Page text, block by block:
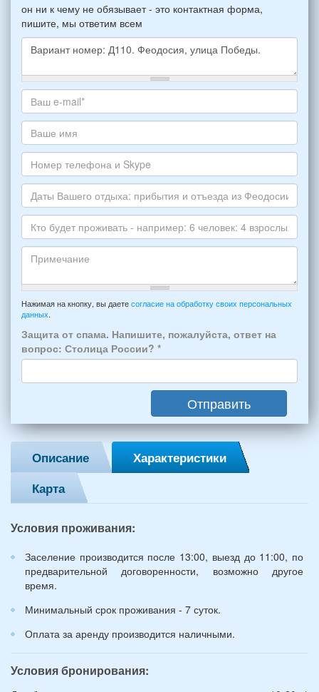
он ни к чему не обязывает - это контактная форма,
пишите, мы ответим всем
Какое
жилье
хотите
снять,
укажите
пожалуйста
НОМЕР
варианта:
*
Ваш
адрес
электронной
почты
*
Ваше
имя
Номер
телефона
и
Skype
Даты
Вашего
отдыха:
прибытия
отъезда
из
Феодосии:
*
Кто
будет
-
например:
6
человек:
4
взрослых
и
2
детей
(возраст
и
лет):
Примечание
Нажимая на кнопку, вы даете согласие на обработку своих персональных
данных
Защита от спама. Напишите, пожалуйста, ответ на
вопрос: Столица России? *
Отправить
Описание
Характеристики
Карта
Условия проживания:
Заселение производится после 13:00, выезд до 11:00, по
предварительной договоренности, возможно другое
время.
Минимальный срок проживания - 7 суток.
Оплата за аренду производится наличными.
Условия бронирования: